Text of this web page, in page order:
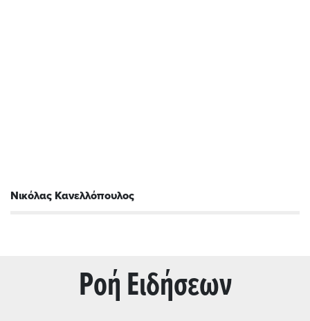
Νικόλας Κανελλόπουλος
Ρoή Ειδήσεων